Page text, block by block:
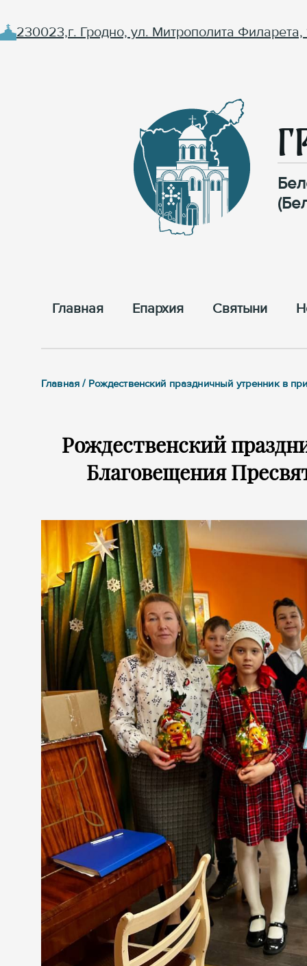
230023,г. Гродно, ул. Митрополита Филарета,
Главная Епархия Cвятыни
Главная / Рождественский праздничный утренник в
Рождественский
Благовещения